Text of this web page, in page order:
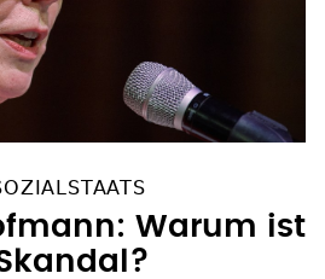
Warum ist